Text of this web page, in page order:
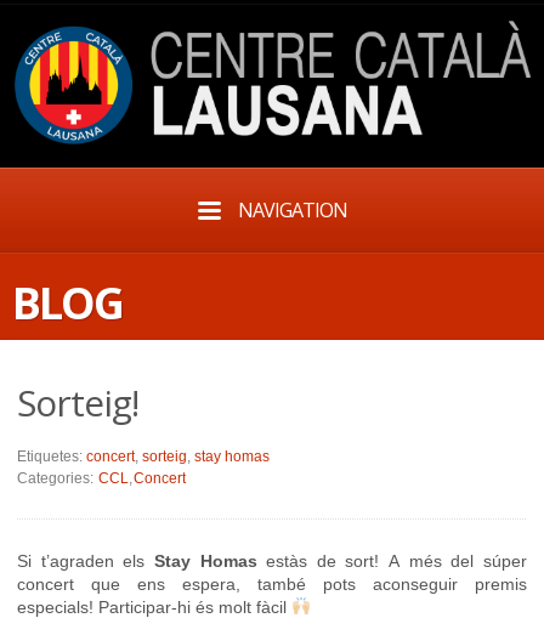
NAVIGATION
BLOG
Sorteig!
Etiquetes: concert, sorteig, stay homas
Categories: CCL,Concert
Si t’agraden els Stay Homasestàs de sort! A més del súper
concert que ens espera, també pots aconseguir premis
especials! Participar-hi és molt fàcil